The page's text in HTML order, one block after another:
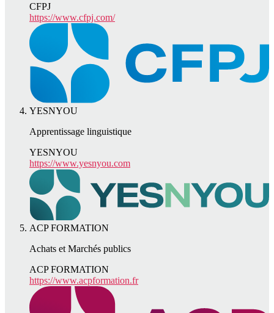
CFPJ
https://www.cfpj.com/
YESNYOU
Apprentissage linguistique
YESNYOU
https://www.yesnyou.com
ACP FORMATION
Achats et Marchés publics
ACP FORMATION
https://www.acpformation.fr